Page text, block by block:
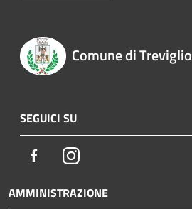
Comune di Treviglio
SEGUICI SU
FacebookInstagram
AMMINISTRAZIONE